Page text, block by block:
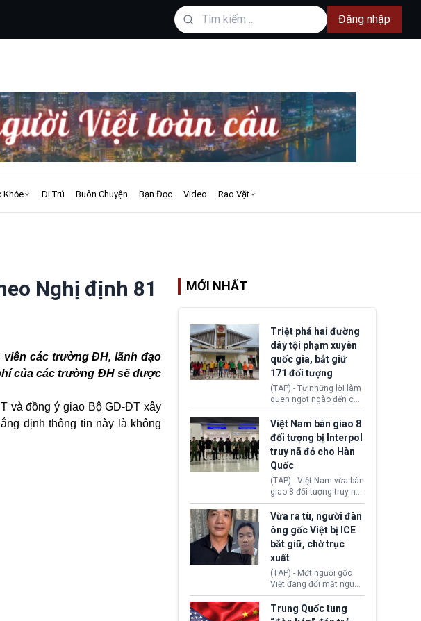
Đăng nhập
Khỏe Di Trú Buôn Chuyện Bạn Đọc Video Rao Vặt
Nghị định 81
các trường ĐH, lãnh đạo
của các trường ĐH sẽ được
và đồng ý giao Bộ GD-ĐT xây
định thông tin này là không
MỚI NHẤT
Triệt phá hai đường
dây tội phạm xuyên
quốc gia, bắt giữ
171 đối tượng
(TAP) - Từ những lời làm
quen ngọt ngào đến các
“sàn vàng ảo”, bất động
sản trực tuyến cùng
đường dây đánh bạc quy
mô lớn, hai tổ chức tội
phạm xuyên quốc gia đã
dựng lên mạng lưới hoạt
động tại Việt Nam và
Lào, lôi kéo hàng nghìn
người tham gia, luân
chuyển dòng tiền qua
nhiều lớp tài khoản. Sau
hơn 2 tuần phối hợp truy
xét, lực lượng chức năng
hai nước đã bắt giữ 171
Việt Nam bàn giao 8
đối tượng bị Interpol
truy nã đỏ cho Hàn
Quốc
(TAP) - Việt Nam vừa bàn
giao 8 đối tượng truy nã
đỏ Interpol cho lực lượng
chức năng Hàn Quốc.
Nhóm này bị xác định
lừa đảo 619 nạn nhân,
chiếm đoạt hơn 17,7 tỷ
KRW.
Vừa ra tù, người đàn
ông gốc Việt bị ICE
bắt giữ, chờ trục
xuất
(TAP) - Một người gốc
Việt đang đối mặt nguy
cơ bị trục xuất khỏi Hoa
Kỳ sau khi đã chấp hành
xong bản án liên quan
Trung Quốc tung